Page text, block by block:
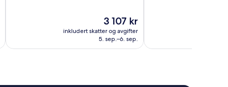
Prisen
er
3 107 kr
3 107 kr
inkludert skatter og avgifter
5. sep.–6. sep.